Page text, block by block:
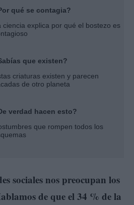
qué se contagia?
ciencia explica por qué el bostezo es
que existen?
criaturas existen y parecen
de otro planeta
verdad hacen esto?
que rompen todos los
sociales nos preocupan los
de que el 34 % de la